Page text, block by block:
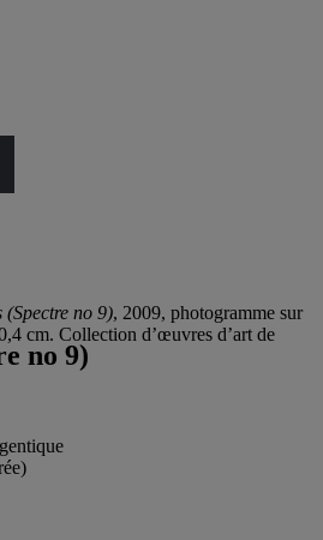
(Spectre no 9), 2009, photogramme sur
cm. Collection d’œuvres d’art de
no 9)